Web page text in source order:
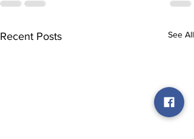
Recent Posts See All